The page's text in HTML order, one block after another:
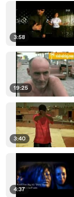
3:58
19:25
3:40
4:37